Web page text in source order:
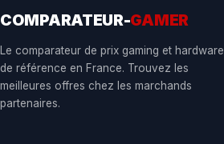
COMPARATEUR-GAMER
Le comparateur de prix gaming et hardware
de référence en France. Trouvez les
meilleures offres chez les marchands
partenaires.